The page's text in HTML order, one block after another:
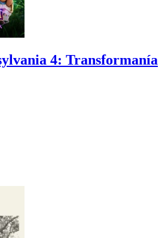
4: Transformanía